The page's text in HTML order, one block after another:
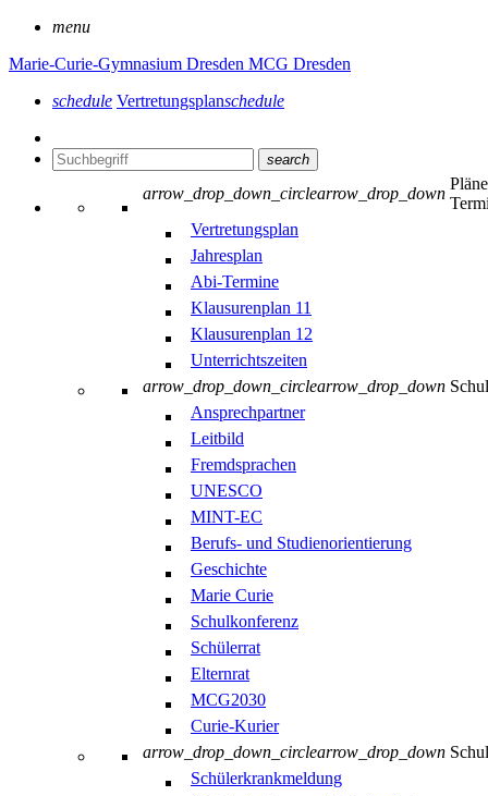
menu
Marie-Curie-Gymnasium Dresden MCG Dresden
schedule Vertretungsplanschedule
search
arrow_drop_down_circlearrow_drop_down
Vertretungsplan
Jahresplan
Abi-Termine
Klausurenplan 11
Klausurenplan 12
Unterrichtszeiten
arrow_drop_down_circlearrow_drop_down
Ansprechpartner
Leitbild
Fremdsprachen
UNESCO
MINT-EC
Berufs- und Studienorientierung
Geschichte
Marie Curie
Schulkonferenz
Schülerrat
Elternrat
MCG2030
Curie-Kurier
arrow_drop_down_circlearrow_drop_down
Schülerkrankmeldung